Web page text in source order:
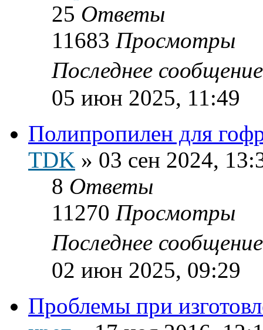
25 Ответы
11683 Просмотры
Последнее
05 июн 2025, 11:49
Полипропилен для
TDK » 03 сен 2024,
8 Ответы
11270 Просмотры
Последнее
02 июн 2025, 09:29
Проблемы при